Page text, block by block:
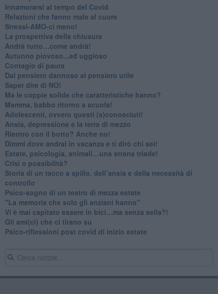
Innamorarsi al tempo del Covid
​Relazioni che fanno male al cuore
​Stressi-AMO-ci meno!
​La prospettiva della chiusura
​Andrà tutto…come andrà!
Autunno piovoso...ed uggioso
​Contagio di paura
​Dal pensiero dannoso al pensiero utile
​Saper dire di NO!
​Ma le coppie solide che caratteristiche hanno?
​Mamma, babbo ritorno a scuola!
Adolescenti, ovvero questi (s)conosciuti!
Ansia, depressione e la terra di mezzo
​Rientro con il botto? Anche no!
Dimmi dove andrai in vacanza e ti dirò chi sei!
​Estate, psicologia, animali…una strana triade!
​Crisi o possibilità?
​Storia di un tacco a spillo, dell’ansia e della necessità di
controllo
​Psico-sogno di un teatro di mezza estate
"La memoria che solo gli anziani hanno"
​Vi è mai capitato essere in bici…ma senza sella?!
​Gli ami(ci) che ci tirano su
Psico-riflessioni post covid di inizio estate